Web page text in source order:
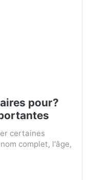
pour?
certaines
complet, l'âge,